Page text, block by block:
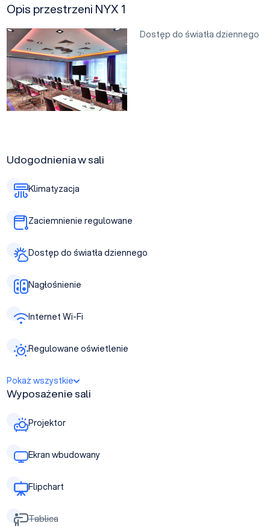
Opis przestrzeni NYX 1
Dostęp do światła dziennego
Udogodnienia w sali
Klimatyzacja
Zaciemnienie regulowane
Dostęp do światła dziennego
Nagłośnienie
Internet Wi-Fi
Regulowane oświetlenie
Pokaż wszystkie
Wyposażenie sali
Projektor
Ekran wbudowany
Flipchart
Tablica